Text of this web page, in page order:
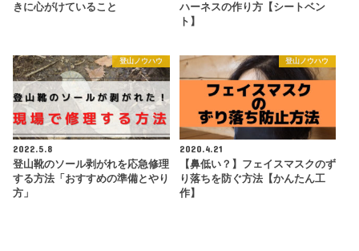
きに心がけていること
ハーネスの作り方【シートベン
ト】
登山ノウハウ
2022.5.8
登山靴のソール剥がれを応急修理
する方法「おすすめの準備とやり
方」
登山ノウハウ
2020.4.21
【鼻低い？】フェイスマスクのず
り落ちを防ぐ方法【かんたん工
作】